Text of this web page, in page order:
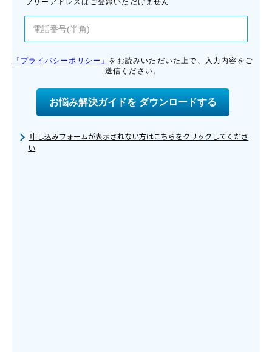
申し込みフォームが表示されない方はこちらをクリックしてくださ
い